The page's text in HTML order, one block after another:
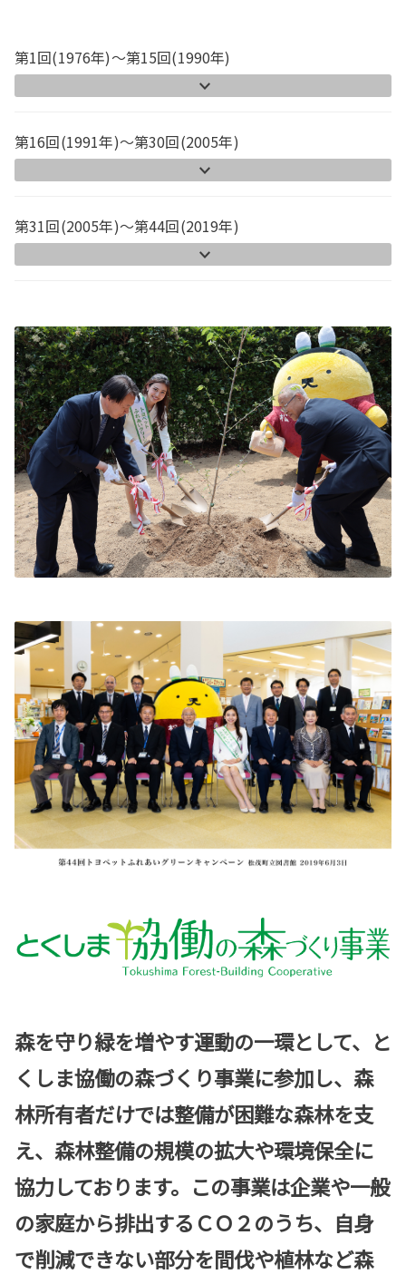
第1回(1976年)～第15回(1990年)
第16回(1991年)～第30回(2005年)
第31回(2005年)～第44回(2019年)
森を守り緑を増やす運動の一環として、と
くしま協働の森づくり事業に参加し、森
林所有者だけでは整備が困難な森林を支
え、森林整備の規模の拡大や環境保全に
協力しております。この事業は企業や一般
の家庭から排出するＣＯ２のうち、自身
で削減できない部分を間伐や植林など森